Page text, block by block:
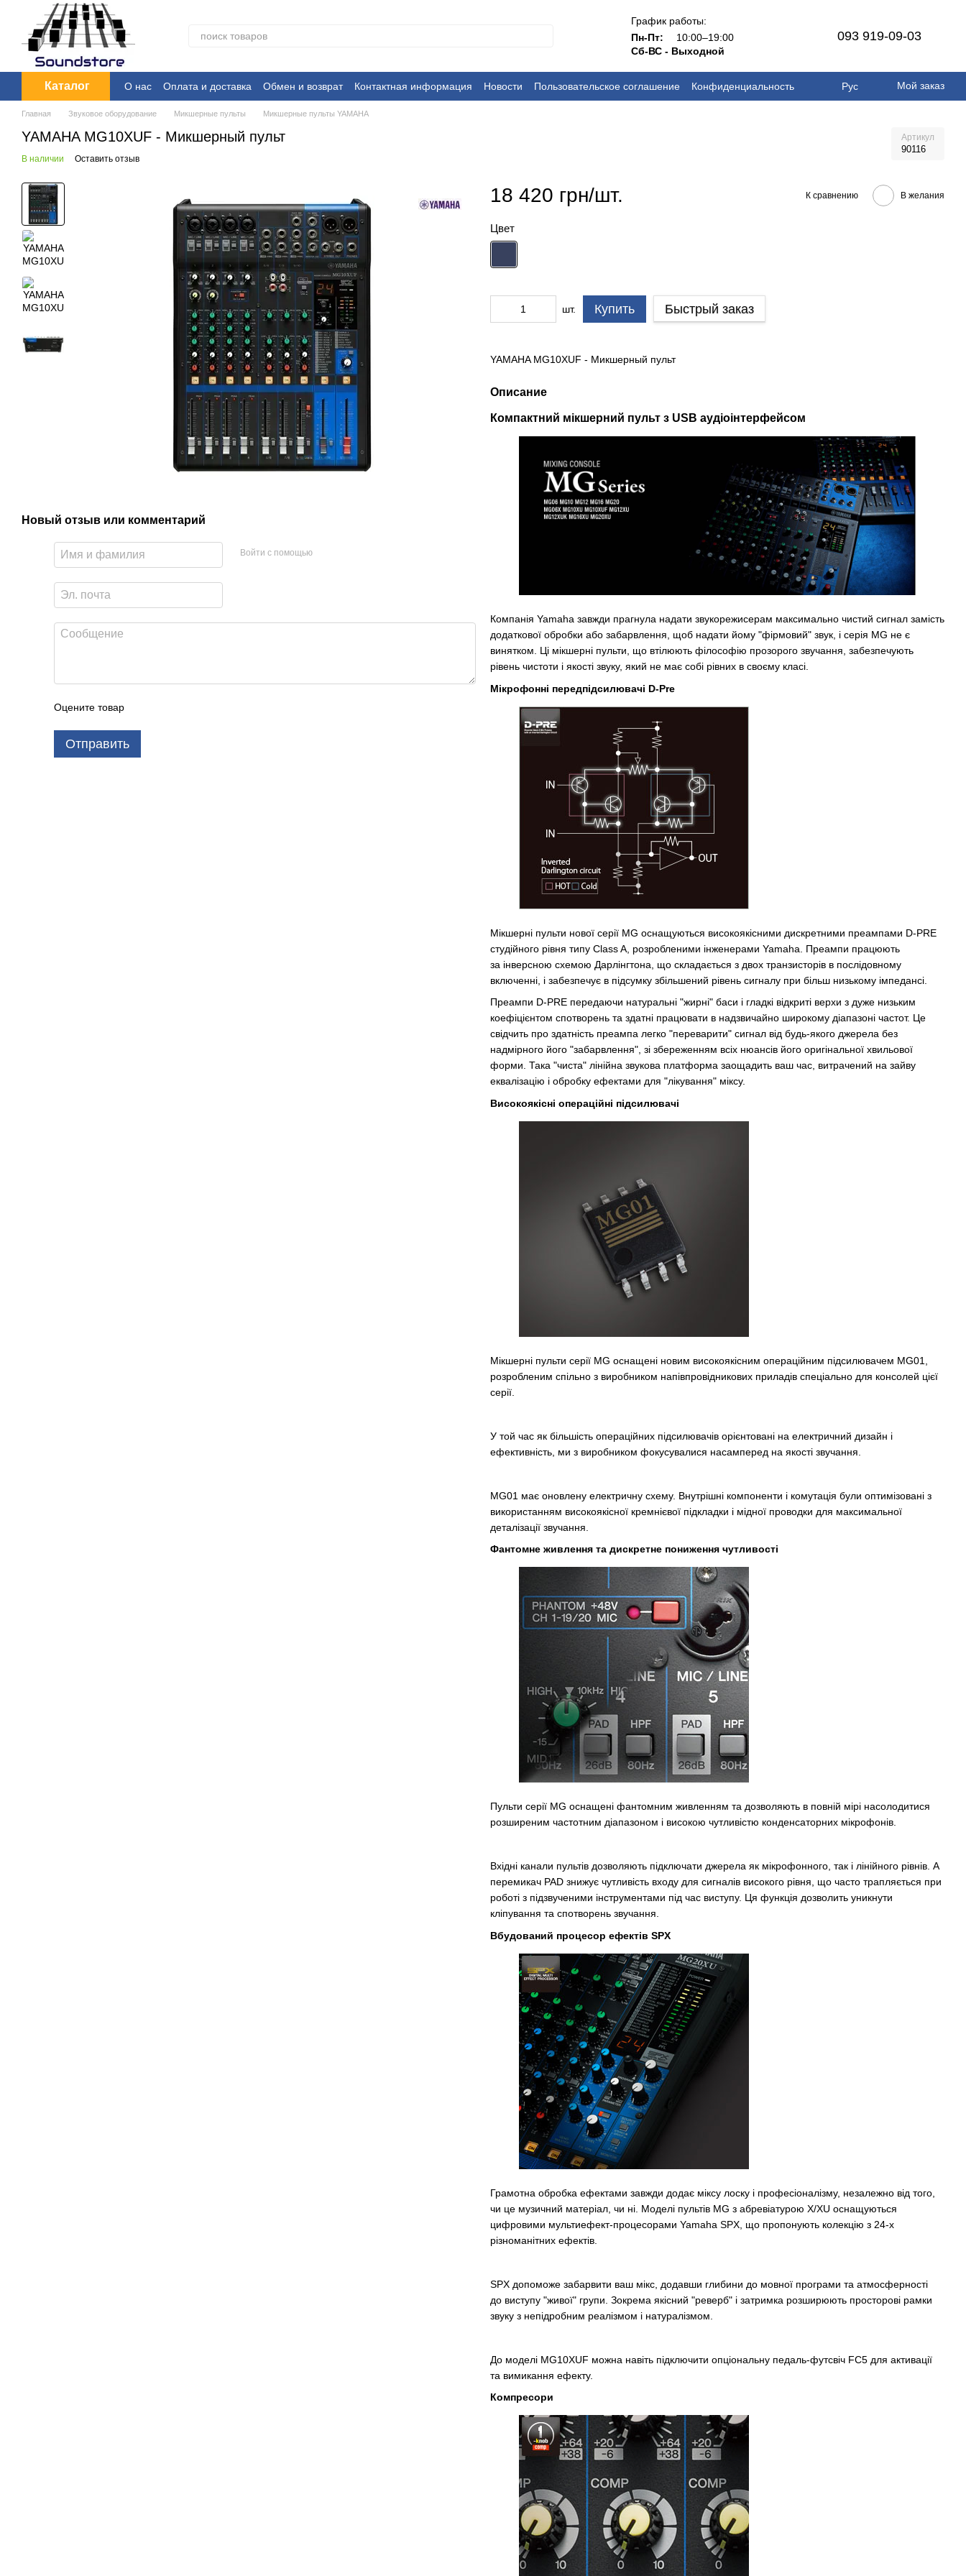
Перейти к основному контенту
График работы:
Пн-Пт:
10:00–19:00
Сб-ВС - Выходной
093 919-09-03
Каталог О нас Оплата и доставка Обмен и возврат Контактная информация Новости Пользовательское соглашение Конфиденциальность Рус Мой заказ
Главная Звуковое оборудование Микшерные пульты Микшерные пульты YAMAHA
YAMAHA MG10XUF - Микшерный пульт Артикул
90116
В наличии Оставить отзыв
Новый отзыв или комментарий
Войти с помощью
Оцените товар
Отправить
18 420 грн/шт. К сравнению В желания
Цвет
шт. Купить Быстрый заказ
YAMAHA MG10XUF - Микшерный пульт
Описание
Компактний мікшерний пульт з USB аудіоінтерфейсом
Компанія Yamaha завжди прагнула надати звукорежисерам максимально чистий сигнал замість
додаткової обробки або забарвлення, щоб надати йому "фірмовий" звук, і серія MG не є
винятком. Ці мікшерні пульти, що втілюють філософію прозорого звучання, забезпечують
рівень чистоти і якості звуку, який не має собі рівних в своєму класі.
Мікрофонні передпідсилювачі D-Pre
Мікшерні пульти нової серії MG оснащуються високоякісними дискретними преампами D-PRE
студійного рівня типу Class A, розробленими інженерами Yamaha. Преампи працюють
за інверсною схемою Дарлінгтона, що складається з двох транзисторів в послідовному
включенні, і забезпечує в підсумку збільшений рівень сигналу при більш низькому імпедансі.
Преампи D-PRE передаючи натуральні "жирні" баси і гладкі відкриті верхи з дуже низьким
коефіцієнтом спотворень та здатні працювати в надзвичайно широкому діапазоні частот. Це
свідчить про здатність преампа легко "переварити" сигнал від будь-якого джерела без
надмірного його "забарвлення", зі збереженням всіх нюансів його оригінальної хвильової
форми. Така "чиста" лінійна звукова платформа заощадить ваш час, витрачений на зайву
еквалізацію і обробку ефектами для "лікування" міксу.
Високоякісні операційні підсилювачі
Мікшерні пульти серії MG оснащені новим високоякісним операційним підсилювачем MG01,
розробленим спільно з виробником напівпровідникових приладів спеціально для консолей цієї
серії.
У той час як більшість операційних підсилювачів орієнтовані на електричний дизайн і
ефективність, ми з виробником фокусувалися насамперед на якості звучання.
MG01 має оновлену електричну схему. Внутрішні компоненти і комутація були оптимізовані з
використанням високоякісної кремнієвої підкладки і мідної проводки для максимальної
деталізації звучання.
Фантомне живлення та дискретне пониження чутливості
Пульти серії MG оснащені фантомним живленням та дозволяють в повній мірі насолодитися
розширеним частотним діапазоном і високою чутливістю конденсаторних мікрофонів.
Вхідні канали пультів дозволяють підключати джерела як мікрофонного, так і лінійного рівнів. А
перемикач PAD знижує чутливість входу для сигналів високого рівня, що часто трапляється при
роботі з підзвученими інструментами під час виступу. Ця функція дозволить уникнути
кліпування та спотворень звучання.
Вбудований процесор ефектів SPX
Грамотна обробка ефектами завжди додає міксу лоску і професіоналізму, незалежно від того,
чи це музичний матеріал, чи ні. Моделі пультів MG з абревіатурою X/XU оснащуються
цифровими мультиефект-процесорами Yamaha SPX, що пропонують колекцію з 24-х
різноманітних ефектів.
SPX допоможе забарвити ваш мікс, додавши глибини до мовної програми та атмосферності
до виступу "живої" групи. Зокрема якісний "реверб" і затримка розширюють просторові рамки
звуку з непідробним реалізмом і натуралізмом.
До моделі MG10XUF можна навіть підключити опціональну педаль-футсвіч FC5 для активації
та вимикання ефекту.
Компресори